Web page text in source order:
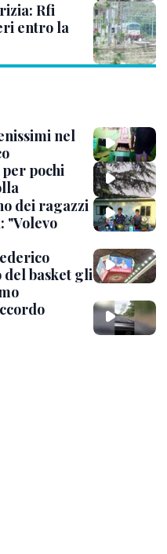
Rfi
entro la
nel
pochi
dei ragazzi
"Volevo
del basket gli